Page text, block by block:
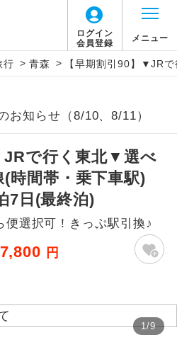
ログイン
会員登録
メニュー
行 > 青森 > 【早期割引90】▼JR
お知らせ（8/10、8/11）
で行く東北▼選べ
時間帯・乗下車駅)
7日(最終泊)
便選択可！きっぷ駅引換♪
円
1/9
説明
発空港（駅）から復路到着空港
まで同行します。
到着空港（駅）から最終日出発空港
まで添乗員が同行します。
ガイドが乗務し、車内での観光案内
ます。
のコースです。
を訪ねるコースです。
ポットに立ち寄るコースです。